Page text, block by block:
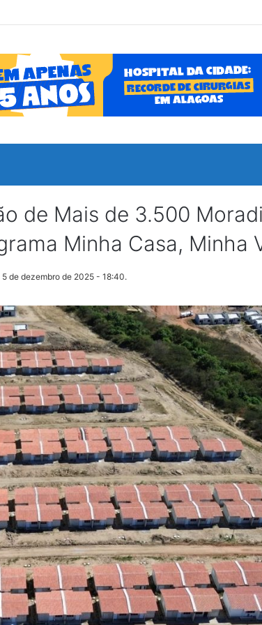
de Mais de 3.500
Minha Casa, Minha
5 de dezembro de 2025 - 18:40.